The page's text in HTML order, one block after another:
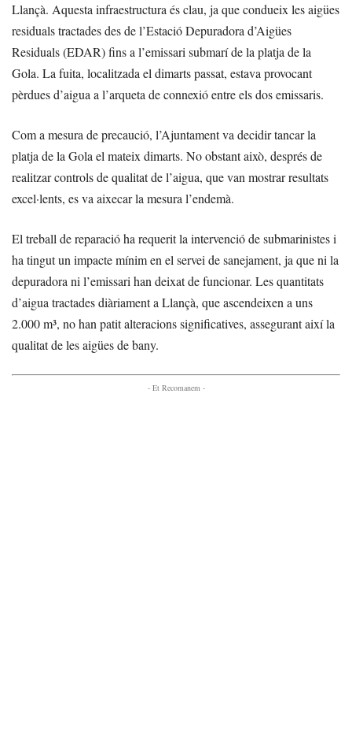
Llançà. Aquesta infraestructura és clau, ja que condueix les aigües
residuals tractades des de l’Estació Depuradora d’Aigües
Residuals (EDAR) fins a l’emissari submarí de la platja de la
Gola. La fuita, localitzada el dimarts passat, estava provocant
pèrdues d’aigua a l’arqueta de connexió entre els dos emissaris.
Com a mesura de precaució, l’Ajuntament va decidir tancar la
platja de la Gola el mateix dimarts. No obstant això, després de
realitzar controls de qualitat de l’aigua, que van mostrar resultats
excel·lents, es va aixecar la mesura l’endemà.
El treball de reparació ha requerit la intervenció de submarinistes i
ha tingut un impacte mínim en el servei de sanejament, ja que ni la
depuradora ni l’emissari han deixat de funcionar. Les quantitats
d’aigua tractades diàriament a Llançà, que ascendeixen a uns
2.000 m³, no han patit alteracions significatives, assegurant així la
qualitat de les aigües de bany.
- Et Recomanem -